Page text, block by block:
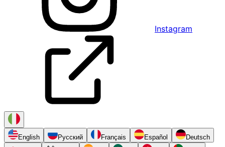
Instagram
English Русский Français Español
Deutsch